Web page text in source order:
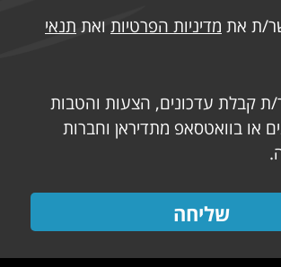
ת את מדיניות הפרטיות ואת תנאי
ת קבלת עדכונים, הצעות והטבות
או בוואטסאפ מתדיראן וחברות
שליחה